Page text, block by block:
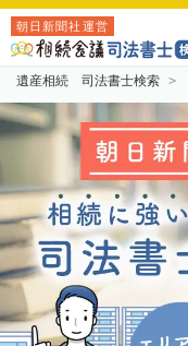
朝日新聞社運営
遺産相続 司法書士検索